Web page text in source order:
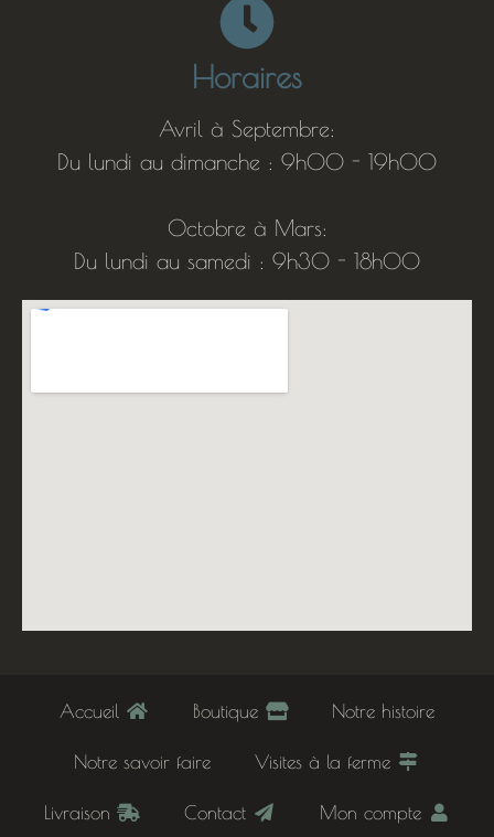
Horaires
Avril à Septembre:
Du lundi au dimanche : 9h00 - 19h00
Octobre à Mars:
Du lundi au samedi : 9h30 - 18h00
Accueil Boutique Notre histoire
Notre savoir faire Visites à la ferme
Livraison Contact Mon compte